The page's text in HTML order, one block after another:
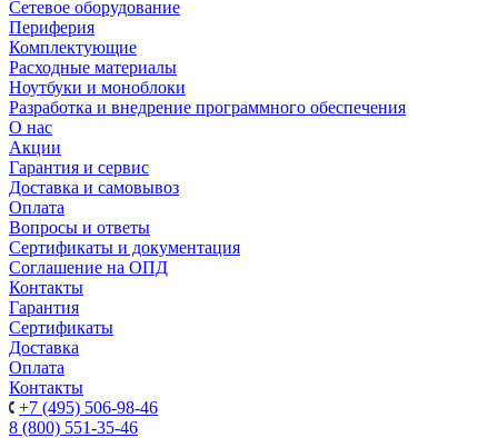
Сетевое оборудование
Периферия
Комплектующие
Расходные материалы
Ноутбуки и моноблоки
Разработка и внедрение программного обеспечения
О нас
Акции
Гарантия и сервис
Доставка и самовывоз
Оплата
Вопросы и ответы
Сертификаты и документация
Соглашение на ОПД
Контакты
Гарантия
Сертификаты
Доставка
Оплата
Контакты
+7 (495) 506-98-46
8 (800) 551-35-46